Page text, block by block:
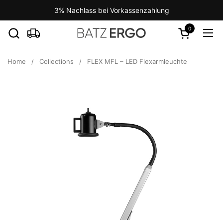
3% Nachlass bei Vorkassenzahlung
Open cart
0
Home / Collections / FLEX MFL – LED Flexarmleuchte